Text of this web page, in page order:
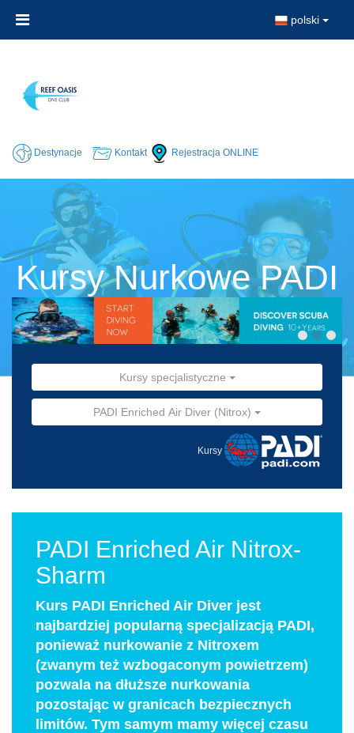
polski
Destynacje Kontakt Rejestracja ONLINE
Kursy Nurkowe PADI
Kursy specjalistyczne
PADI Enriched Air Diver (Nitrox)
Kursy
PADI Enriched Air Nitrox-
Sharm
Kurs PADI Enriched Air Diver jest
najbardziej popularną specjalizacją PADI,
ponieważ nurkowanie z Nitroxem
(zwanym też wzbogaconym powietrzem)
pozwala na dłuższe nurkowania
pozostając w granicach bezpiecznych
limitów. Tym samym mamy więcej czasu